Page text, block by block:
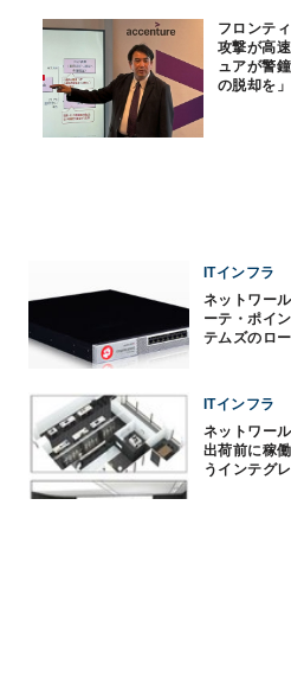
フロンテ
攻撃が高
ュアが警
の脱却を」
ITインフラ
ネットワー
ーテ・ポイ
テムズのロ
ITインフラ
ネットワー
出荷前に稼
うインテグ